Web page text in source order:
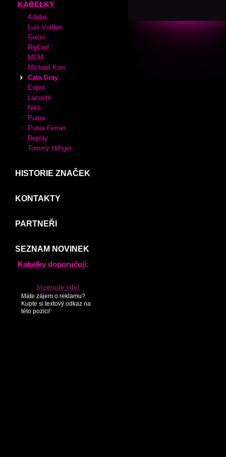
KABELKY
Adidas
Luis Vuitton
Gucci
RipCurl
MCM
Michael Kors
Cate Gray
Esprit
Lacoste
Nike
Puma
Puma Ferrari
Replay
Tommy Hilfiger
HISTORIE ZNAČEK
KONTAKTY
PARTNEŘI
SEZNAM NOVINEK
Kabelky doporučují:
Inzerujte zde!
Máte zájem o reklamu?
Kupte si textový odkaz na
této pozici!